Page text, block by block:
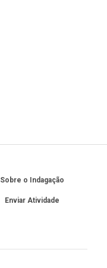
Sobre o Indagação
Enviar Atividade